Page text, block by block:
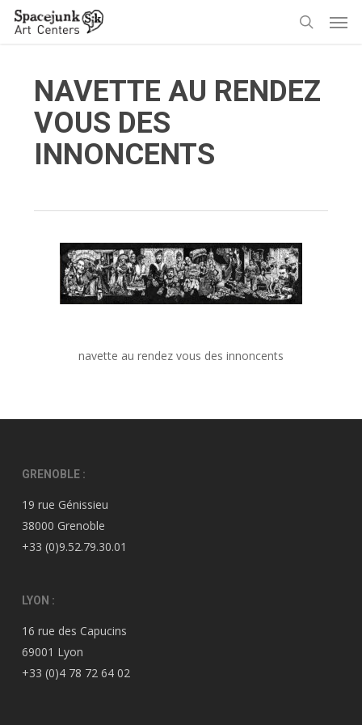
Skip
NAVETTE AU RENDEZ
VOUS DES
INNONCENTS
navette au rendez vous des innoncents
GRENOBLE :
19 rue Génissieu
38000 Grenoble
+33 (0)9.52.79.30.01
LYON :
16 rue des Capucins
69001 Lyon
+33 (0)4 78 72 64 02